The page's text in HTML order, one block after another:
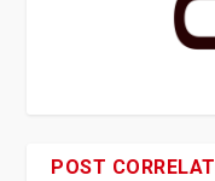
POST CORRELATI